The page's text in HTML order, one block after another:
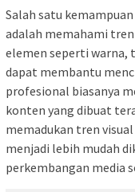
Salah satu
adalah memahami
elemen seperti warna,
dapat membantu
profesional biasanya
konten yang dibuat
memadukan tren
menjadi lebih mudah
perkembangan media